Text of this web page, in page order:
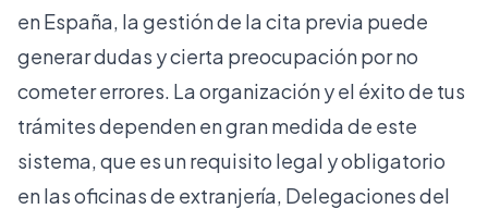
en España, la gestión de la cita previa puede
generar dudas y cierta preocupación por no
cometer errores. La organización y el éxito de tus
trámites dependen en gran medida de este
sistema, que es un requisito legal y obligatorio
en las oficinas de extranjería, Delegaciones del